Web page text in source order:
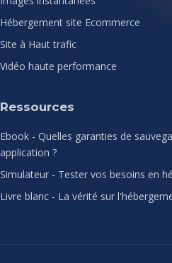
Hébergement site Ecommerce
Site à Haut trafic
Vidéo haute performance
Ressources
Ebook - Quelles garanties de
application ?
Simulateur - Tester vos besoins en
Livre blanc - La vérité sur